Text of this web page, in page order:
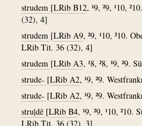
strudem [LRib B12, ¹9, ²9, ¹10,
(32), 4]
strudem [LRib A9, ²9, ¹10, ²10.
LRib Tit. 36 (32), 4]
strudem [LRib A3, ¹8, ²8, ¹9, ²9.
strude˗ [LRib A2, ¹9, ²9.
strude˗ [LRib A2, ¹9, ²9.
stru|dẽ [LRib B4, ¹9, ²9, ¹10, ²10.
LRib Tit. 36 (32), 3]